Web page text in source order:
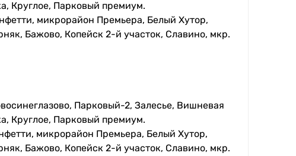
Круглое, Парковый премиум.
микрорайон Премьера, Белый Хутор,
Бажово, Копейск 2-й участок, Славино, мкр.
Парковый-2, Залесье, Вишневая
Круглое, Парковый премиум.
микрорайон Премьера, Белый Хутор,
Бажово, Копейск 2-й участок, Славино, мкр.